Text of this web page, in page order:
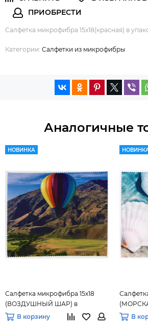
Салфетка микрофибра 15х18(красная) в
Категории: Салфетки из микрофибры
Аналогичные
НОВИНКА
Салфетка микрофибра 15х18
(ВОЗДУШНЫЙ ШАР) в
упаковке.
В корзину
В